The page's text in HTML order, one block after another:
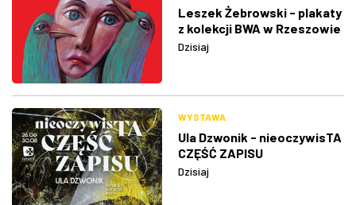
Leszek Żebrowski - plakaty
z kolekcji BWA w Rzeszowie
Dzisiaj
WYSTAWA
Ula Dzwonik - nieoczywisTA
CZĘŚĆ ZAPISU
Dzisiaj